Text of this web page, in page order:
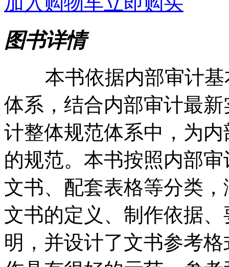
图书详情
本书依据内部审计基
体系，结合内部审计最
计整体规范体系中，为
的规范。本书按照内部
文书、配套表格等分类
文书的定义、制作依据
明，并设计了文书参考